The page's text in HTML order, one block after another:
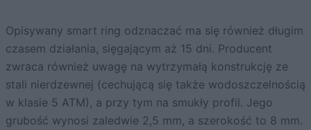
Opisywany smart ring odznaczać ma się również długim
czasem działania, sięgającym aż 15 dni. Producent
zwraca również uwagę na wytrzymałą konstrukcję ze
stali nierdzewnej (cechującą się także wodoszczelnością
w klasie 5 ATM), a przy tym na smukły profil. Jego
grubość wynosi zaledwie 2,5 mm, a szerokość to 8 mm.